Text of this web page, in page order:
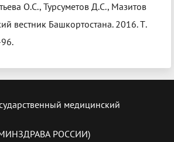
О.С., Турсуметов Д.С., Мазитов
вестник Башкортостана. 2016. Т.
90-96.
медицинский
РОССИИ)